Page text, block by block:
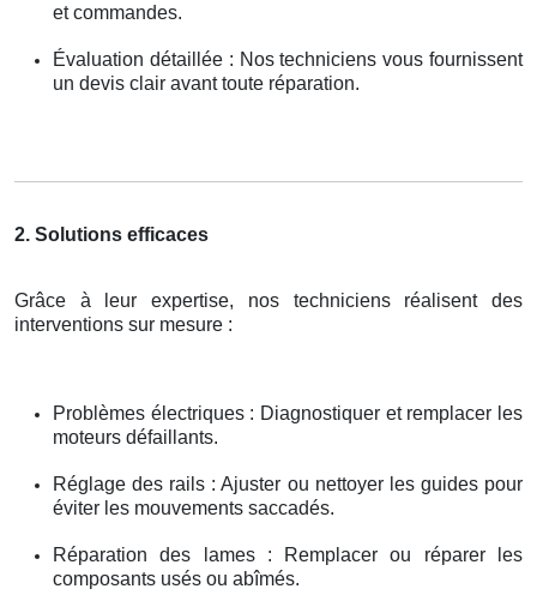
et commandes.
Évaluation détaillée : Nos techniciens vous fournissent
un devis clair avant toute réparation.
2. Solutions efficaces
Grâce à leur expertise, nos techniciens réalisent des
interventions sur mesure :
Problèmes électriques : Diagnostiquer et remplacer les
moteurs défaillants.
Réglage des rails : Ajuster ou nettoyer les guides pour
éviter les mouvements saccadés.
Réparation des lames : Remplacer ou réparer les
composants usés ou abîmés.